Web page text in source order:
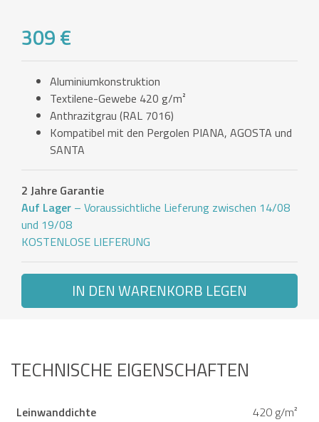
309 €
Aluminiumkonstruktion
Textilene-Gewebe 420 g/m²
Anthrazitgrau (RAL 7016)
Kompatibel mit den Pergolen PIANA, AGOSTA und
SANTA
2 Jahre Garantie
Auf Lager – Voraussichtliche Lieferung zwischen 14/08
und 19/08
KOSTENLOSE LIEFERUNG
IN DEN WARENKORB LEGEN
TECHNISCHE EIGENSCHAFTEN
Leinwanddichte
420 g/m²